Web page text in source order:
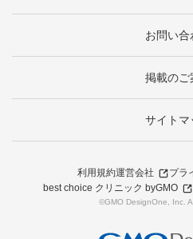
お問い合
掲載のご
サイトマ
利用規約運営会社
プラ
best choice クリニック byGMO
©GMO DesignOne, Inc.